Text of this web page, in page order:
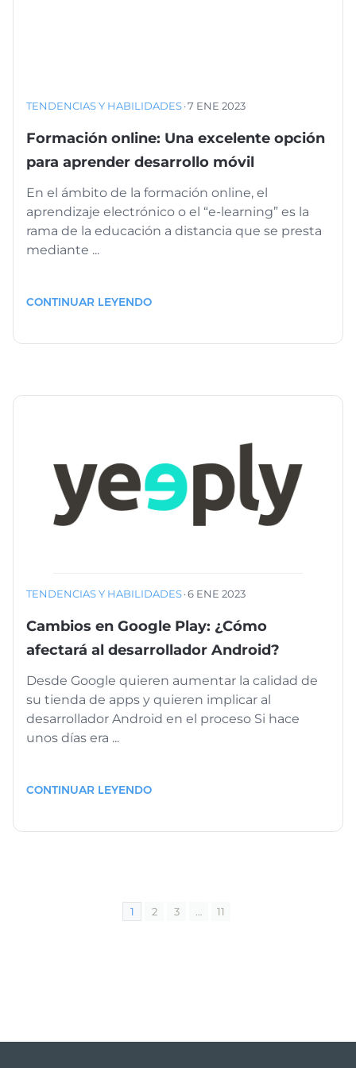
TENDENCIAS Y HABILIDADES·7 ENE 2023
Formación online: Una excelente opción
para aprender desarrollo móvil
En el ámbito de la formación online, el
aprendizaje electrónico o el “e-learning” es la
rama de la educación a distancia que se presta
mediante ...
CONTINUAR LEYENDO
TENDENCIAS Y HABILIDADES·6 ENE 2023
Cambios en Google Play: ¿Cómo
afectará al desarrollador Android?
Desde Google quieren aumentar la calidad de
su tienda de apps y quieren implicar al
desarrollador Android en el proceso Si hace
unos días era ...
CONTINUAR LEYENDO
1 2 3 … 11